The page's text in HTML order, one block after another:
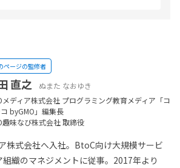
ページの監修者
直之
ぬまた なおゆき
メディア株式会社 プログラミング教育メディア「コ
byGMO」編集長
趣味なび株式会社 取締役
株式会社へ入社。BtoC向け大規模サービ
織のマネジメントに従事。2017年より